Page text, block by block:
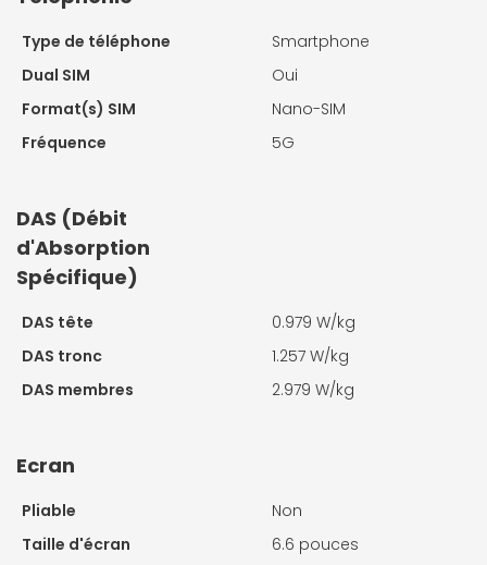
Type de téléphone
Smartphone
Dual SIM
Oui
Format(s) SIM
Nano-SIM
Fréquence
5G
DAS (Débit
d'Absorption
Spécifique)
DAS tête
0.979 W/kg
DAS tronc
1.257 W/kg
DAS membres
2.979 W/kg
Ecran
Pliable
Non
Taille d'écran
6.6 pouces